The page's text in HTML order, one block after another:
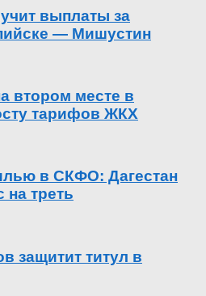
выплаты за
— Мишустин
втором месте в
тарифов ЖКХ
в СКФО: Дагестан
треть
защитит титул в